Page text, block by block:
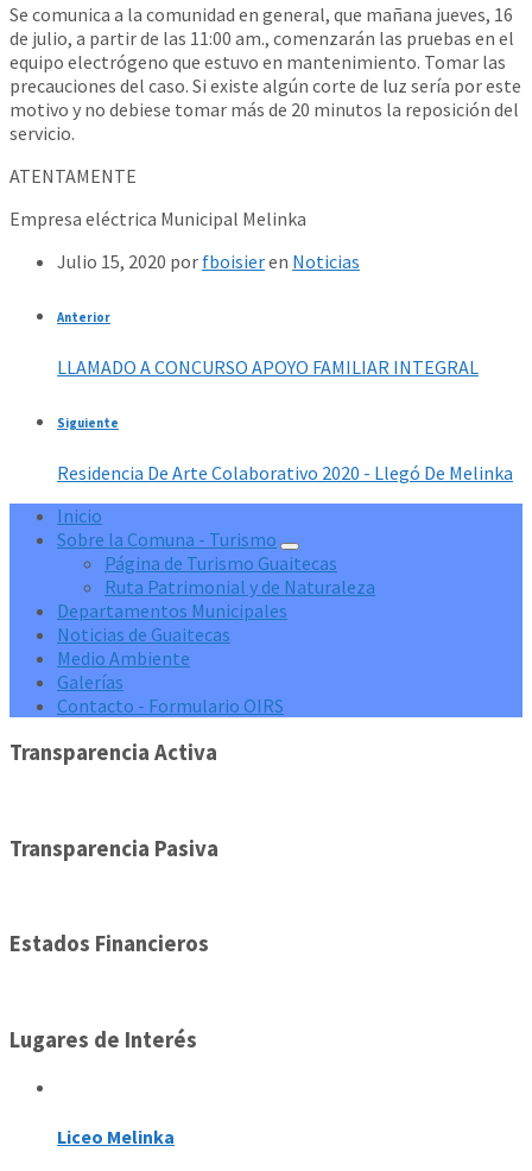
Se comunica a la comunidad en general, que mañana jueves, 16
de julio, a partir de las 11:00 am., comenzarán las pruebas en el
equipo electrógeno que estuvo en mantenimiento. Tomar las
precauciones del caso. Si existe algún corte de luz sería por este
motivo y no debiese tomar más de 20 minutos la reposición del
servicio.
ATENTAMENTE
Empresa eléctrica Municipal Melinka
Julio 15, 2020 por fboisieren Noticias
Anterior
LLAMADO A CONCURSO APOYO FAMILIAR INTEGRAL
Siguiente
Residencia De Arte Colaborativo 2020 - Llegó De Melinka
Inicio
Sobre la Comuna - Turismo
Página de Turismo Guaitecas
Ruta Patrimonial y de Naturaleza
Departamentos Municipales
Noticias de Guaitecas
Medio Ambiente
Galerías
Contacto - Formulario OIRS
Transparencia Activa
Transparencia Pasiva
Estados Financieros
Lugares de Interés
Liceo Melinka